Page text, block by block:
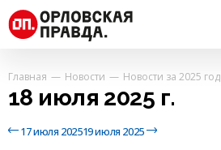
Главная Новости Новости за 2025 год
18 июля 2025 г.
17 июля 202519 июля 2025